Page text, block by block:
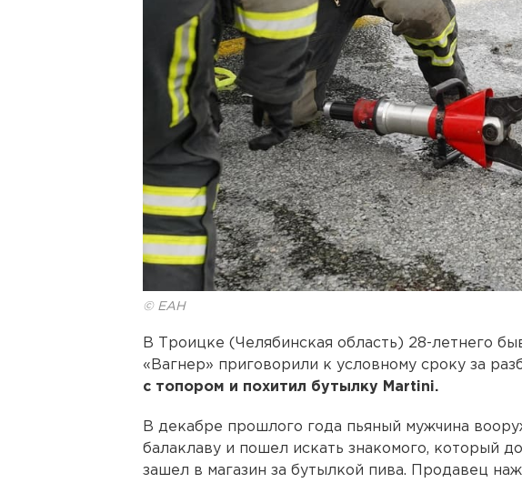
© ЕАН
В Троицке (Челябинская область) 28-летнего
«Вагнер» приговорили к условному сроку за
с топором и похитил бутылку Martini.
В декабре прошлого года пьяный мужчина
балаклаву и пошел искать знакомого, который
зашел в магазин за бутылкой пива. Продавец